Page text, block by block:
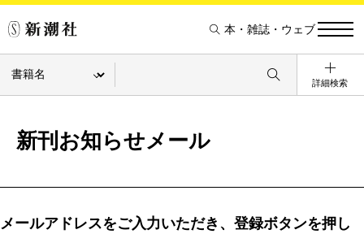
本・雑誌・ウェブ
詳細検索
新刊お知らせメール
メールアドレスをご入力いただき、登録ボタンを押し